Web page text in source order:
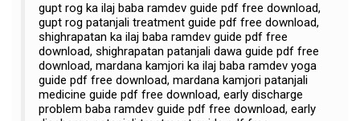
gupt rog ka ilaj baba ramdev guide pdf free download,
gupt rog patanjali treatment guide pdf free download,
shighrapatan ka ilaj baba ramdev guide pdf free
download, shighrapatan patanjali dawa guide pdf free
download, mardana kamjori ka ilaj baba ramdev yoga
guide pdf free download, mardana kamjori patanjali
medicine guide pdf free download, early discharge
problem baba ramdev guide pdf free download, early